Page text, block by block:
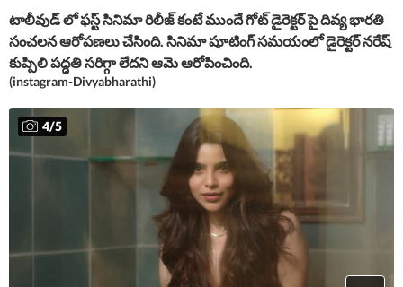
టాలీవుడ్ లో ఫస్ట్ సినిమా రిలీజ్ కంటే ముందే గోట్ డైరెక్టర్ పై దివ్య భారతి
సంచలన ఆరోపణలు చేసింది. సినిమా షూటింగ్ సమయంలో డైరెక్టర్ నరేష్
కుప్పిలి పద్ధతి సరిగ్గా లేదని ఆమె ఆరోపించింది.
(instagram-Divyabharathi)
4/5